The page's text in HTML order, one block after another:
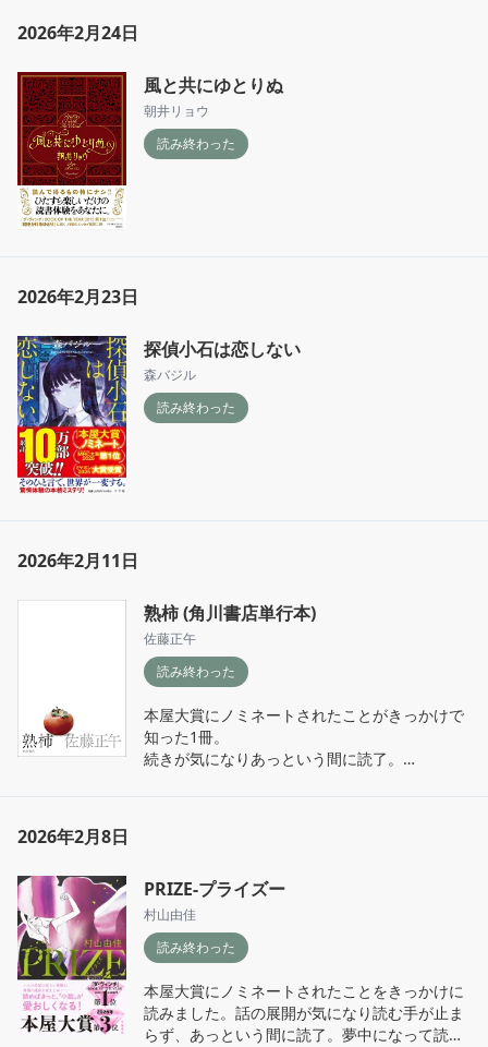
2026年2月24日
風と共にゆとりぬ
朝井リョウ
読み終わった
2026年2月23日
探偵小石は恋しない
森バジル
読み終わった
2026年2月11日
熟柿 (角川書店単行本)
佐藤正午
読み終わった
本屋大賞にノミネートされたことがきっかけで
知った1冊。
続きが気になりあっという間に読了。
んとも言えない余韻がしばらく残りました。
読めて出合えてよかったと思えた作品。
2026年2月8日
PRIZE-プライズー
村山由佳
読み終わった
本屋大賞にノミネートされたことをきっかけに
読みました。話の展開が気になり読む手が止ま
らず、あっという間に読了。夢中になって読み